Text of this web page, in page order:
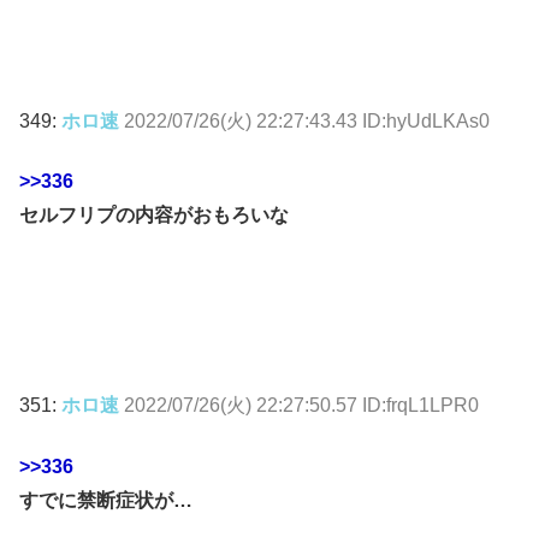
349: ホロ速 2022/07/26(火) 22:27:43.43 ID:hyUdLKAs0
>>336
セルフリプの内容がおもろいな
351: ホロ速 2022/07/26(火) 22:27:50.57 ID:frqL1LPR0
>>336
すでに禁断症状が…